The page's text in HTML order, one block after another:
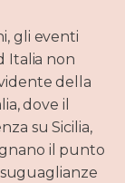
gli eventi
Italia non
della
dove il
su Sicilia,
il punto